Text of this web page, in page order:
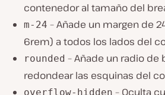
contenedor al tamaño del
m-24 – Añade un margen de
6rem) a todos los lados del
rounded – Añade un radio de
redondear las esquinas del
overflow-hidden – Oculta